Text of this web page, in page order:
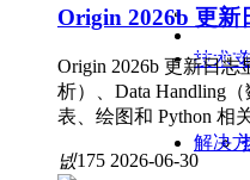
技术
解决
欢迎您访问
400-869-
Origin 2026b 更新
Origin 2026b 更新日
析）、Data Handling
表、绘图和 Python 相
넶175 2026-06-30